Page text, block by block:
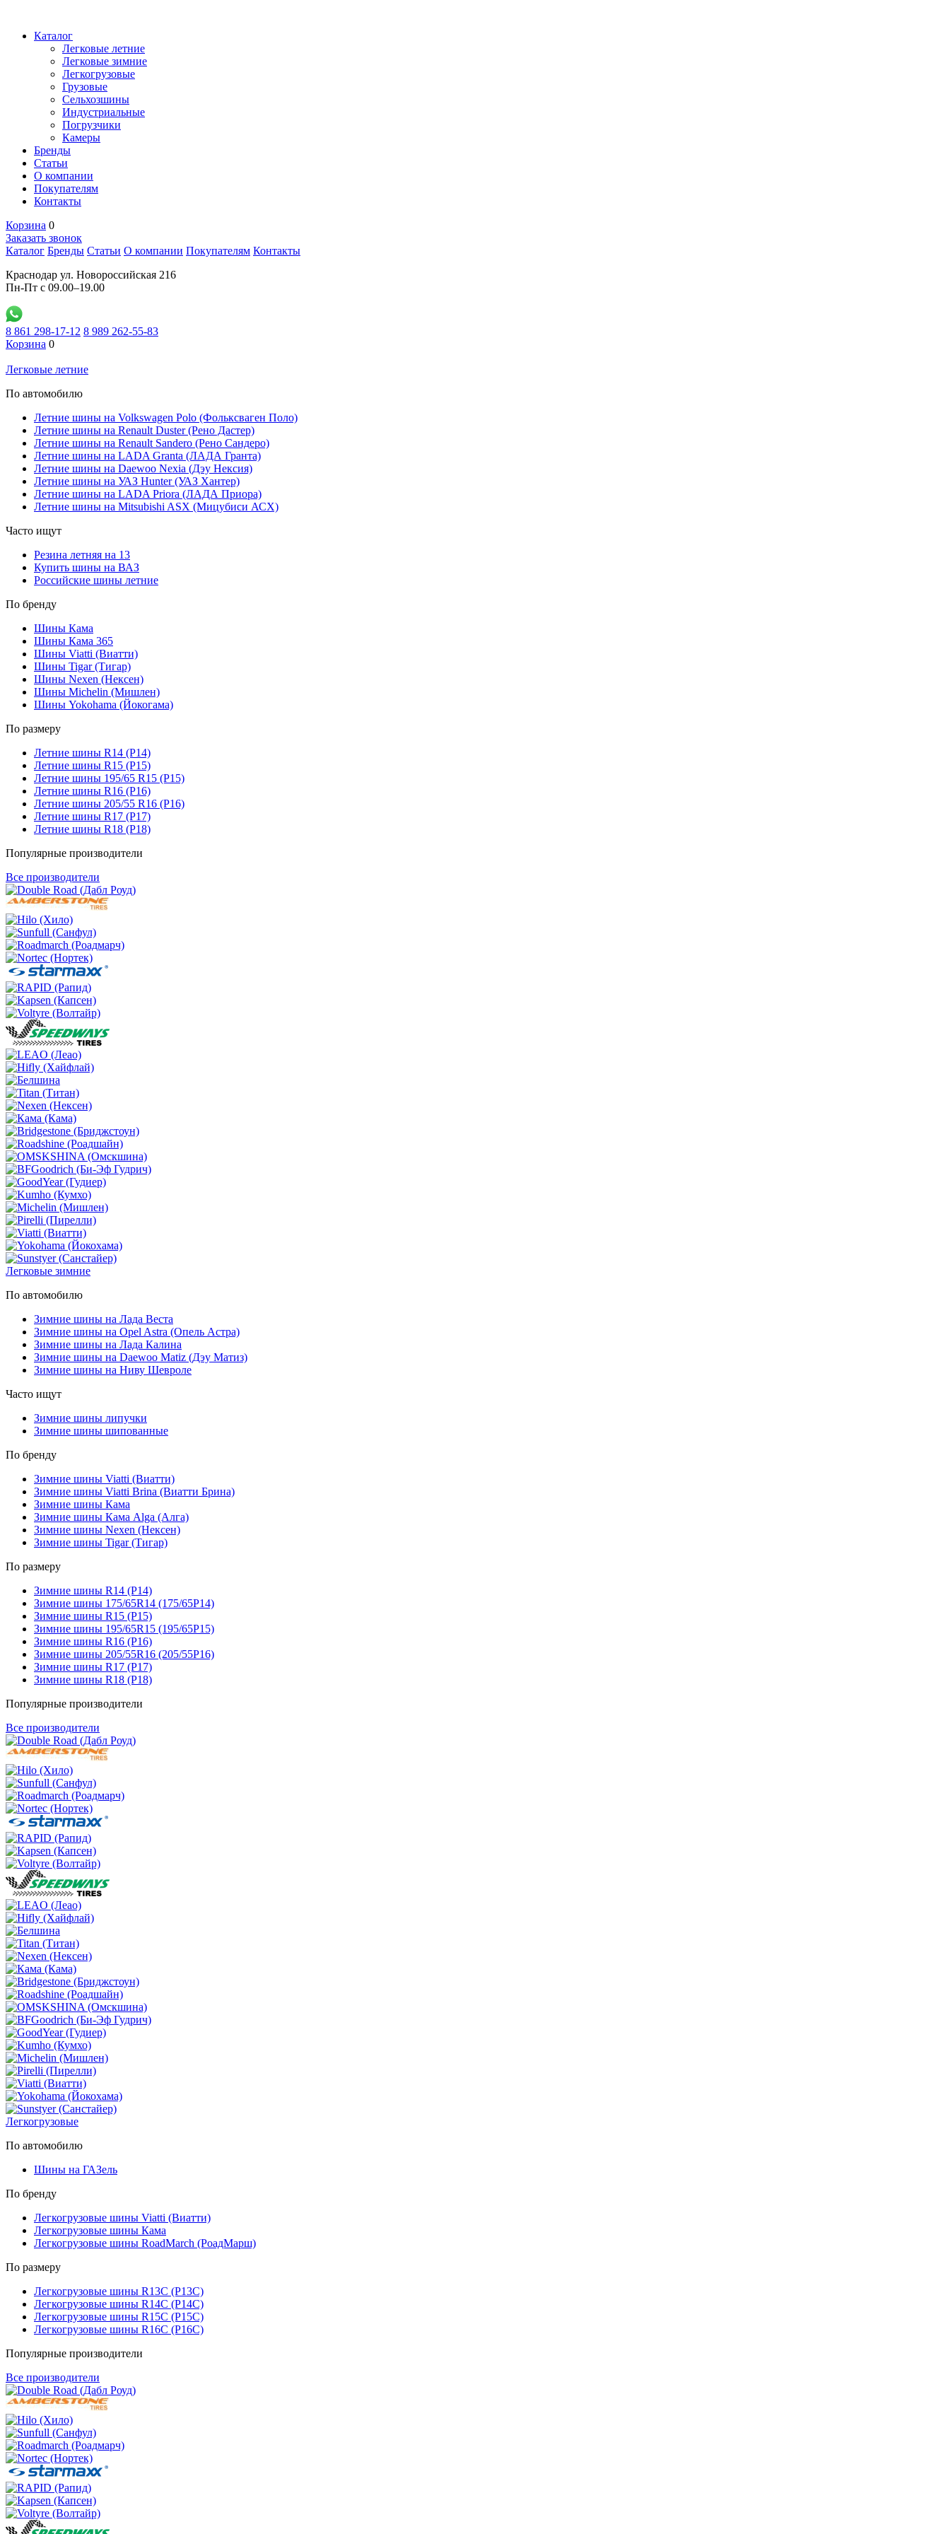
Каталог
Легковые летние
Легковые зимние
Легкогрузовые
Грузовые
Сельхозшины
Индустриальные
Погрузчики
Камеры
Бренды
Статьи
О компании
Покупателям
Контакты
Корзина 0
Заказать звонок
Каталог Бренды Статьи О компании Покупателям Контакты
Краснодар ул. Новороссийская 216
Пн-Пт с 09.00–19.00
8 861 298-17-12 8 989 262-55-83
Корзина 0
Легковые летние
По автомобилю
Летние шины на Volkswagen Polo (Фольксваген Поло)
Летние шины на Renault Duster (Рено Дастер)
Летние шины на Renault Sandero (Рено Сандеро)
Летние шины на LADA Granta (ЛАДА Гранта)
Летние шины на Daewoo Nexia (Дэу Нексия)
Летние шины на УАЗ Hunter (УАЗ Хантер)
Летние шины на LADA Priora (ЛАДА Приора)
Летние шины на Mitsubishi ASX (Мицубиси АСХ)
Часто ищут
Резина летняя на 13
Купить шины на ВАЗ
Российские шины летние
По бренду
Шины Кама
Шины Кама 365
Шины Viatti (Виатти)
Шины Tigar (Тигар)
Шины Nexen (Нексен)
Шины Michelin (Мишлен)
Шины Yokohama (Йокогама)
По размеру
Летние шины R14 (Р14)
Летние шины R15 (Р15)
Летние шины 195/65 R15 (Р15)
Летние шины R16 (Р16)
Летние шины 205/55 R16 (Р16)
Летние шины R17 (Р17)
Летние шины R18 (Р18)
Популярные производители
Все производители
Легковые зимние
По автомобилю
Зимние шины на Лада Веста
Зимние шины на Opel Astra (Опель Астра)
Зимние шины на Лада Калина
Зимние шины на Daewoo Matiz (Дэу Матиз)
Зимние шины на Ниву Шевроле
Часто ищут
Зимние шины липучки
Зимние шины шипованные
По бренду
Зимние шины Viatti (Виатти)
Зимние шины Viatti Brina (Виатти Брина)
Зимние шины Кама
Зимние шины Кама Alga (Алга)
Зимние шины Nexen (Нексен)
Зимние шины Tigar (Тигар)
По размеру
Зимние шины R14 (Р14)
Зимние шины 175/65R14 (175/65Р14)
Зимние шины R15 (Р15)
Зимние шины 195/65R15 (195/65Р15)
Зимние шины R16 (Р16)
Зимние шины 205/55R16 (205/55Р16)
Зимние шины R17 (Р17)
Зимние шины R18 (Р18)
Популярные производители
Все производители
Легкогрузовые
По автомобилю
Шины на ГАЗель
По бренду
Легкогрузовые шины Viatti (Виатти)
Легкогрузовые шины Кама
Легкогрузовые шины RoadMarch (РоадМарш)
По размеру
Легкогрузовые шины R13C (Р13С)
Легкогрузовые шины R14C (Р14С)
Легкогрузовые шины R15C (Р15С)
Легкогрузовые шины R16C (Р16С)
Популярные производители
Все производители